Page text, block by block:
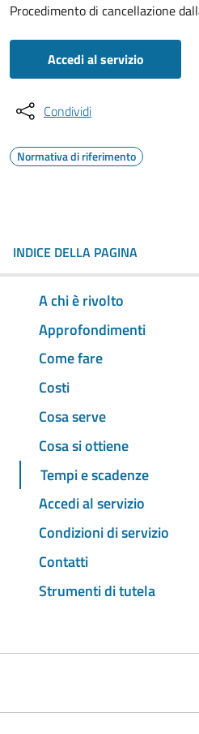
Procedimento di cancellazione
Accedi al servizio
Condividi
Normativa di riferimento
INDICE DELLA PAGINA
A chi è rivolto
Approfondimenti
Come fare
Costi
Cosa serve
Cosa si ottiene
Tempi e scadenze
Accedi al servizio
Condizioni di servizio
Contatti
Strumenti di tutela